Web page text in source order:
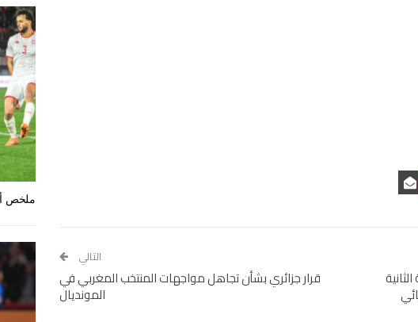
التالي
قرار جزائري بشأن تجاهل مواجهات المنتخب المغربي في
المونديال
ملخص